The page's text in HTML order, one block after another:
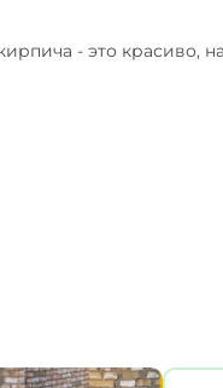
- это красиво,